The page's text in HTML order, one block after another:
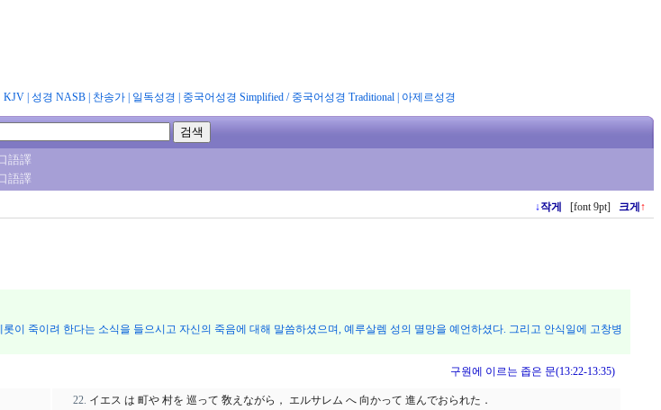
KJV| 성경 NASB| 찬송가| 일독성경 중국어성경 Simplified/ 중국어성경 Traditional| 아제르성경
語譯
語譯
↓작게 [font 9pt] 크게 ↑
죽이려 한다는 소식을 들으시고 자신의 죽음에 대해 말씀하셨으며, 예루살렘 성의 멸망을 예언하셨다. 그리고 안식일에 고창병
구원에 이르는 좁은 문(13:22-13:35)
イエス は 町や 村を 巡って 敎えながら， エルサレム へ 向かって 進んでおられた．